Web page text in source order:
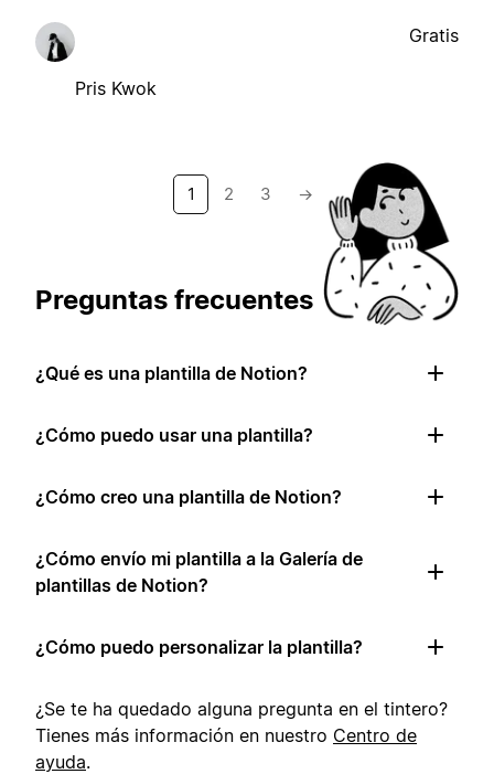
Pris Kwok
Gratis
1 2 3 →
Preguntas frecuentes
¿Qué es una plantilla de Notion?
¿Cómo puedo usar una plantilla?
¿Cómo creo una plantilla de Notion?
¿Cómo envío mi plantilla a la Galería de
plantillas de Notion?
¿Cómo puedo personalizar la plantilla?
¿Se te ha quedado alguna pregunta en el tintero?
Tienes más información en nuestro Centro de
ayuda.